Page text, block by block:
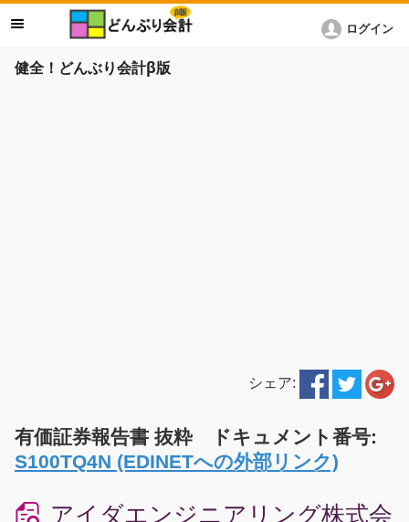
健全！どんぶり会計β版
ログイン
シェア:
有価証券報告書 抜粋 ドキュメント番号:
S100TQ4N (EDINETへの外部リンク)
アイダエンジニアリング株式会